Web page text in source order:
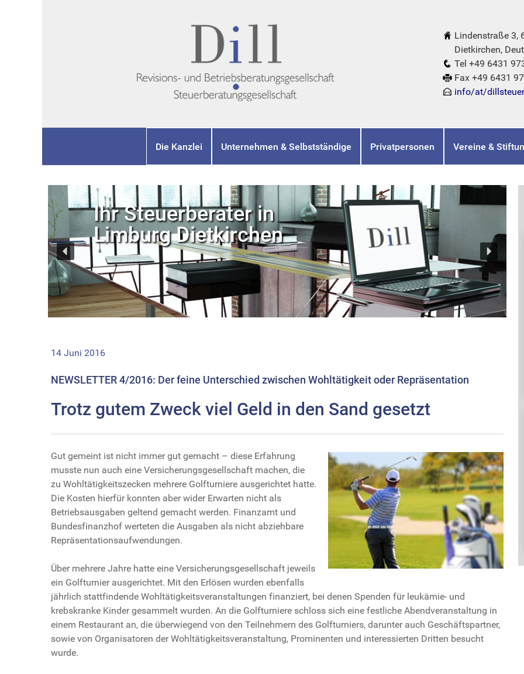
Lindenstraße 3,
Dietkirchen,
Tel +49 6431
Fax +49 6431
info/at/
Die Kanzlei Unternehmen & Selbstständige Privatpersonen Vereine &
Ihr Steuerberater in
Limburg Dietkirchen
14 Juni 2016
NEWSLETTER 4/2016: Der feine Unterschied zwischen Wohltätigkeit oder Repräsentation
Trotz gutem Zweck viel Geld in den Sand gesetzt
Gut gemeint ist nicht immer gut gemacht – diese Erfahrung
musste nun auch eine Versicherungsgesellschaft machen, die
zu Wohltätigkeitszecken mehrere Golfturniere ausgerichtet hatte.
Die Kosten hierfür konnten aber wider Erwarten nicht als
Betriebsausgaben geltend gemacht werden. Finanzamt und
Bundesfinanzhof werteten die Ausgaben als nicht abziehbare
Repräsentationsaufwendungen.
Über mehrere Jahre hatte eine Versicherungsgesellschaft jeweils
ein Golfturnier ausgerichtet. Mit den Erlösen wurden ebenfalls
jährlich stattfindende Wohltätigkeitsveranstaltungen finanziert, bei denen Spenden für leukämie- und
krebskranke Kinder gesammelt wurden. An die Golfturniere schloss sich eine festliche Abendveranstaltung in
einem Restaurant an, die überwiegend von den Teilnehmern des Golfturniers, darunter auch Geschäftspartner,
sowie von Organisatoren der Wohltätigkeitsveranstaltung, Prominenten und interessierten Dritten besucht
wurde.